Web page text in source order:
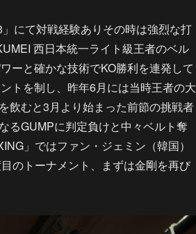
にて対戦経験ありその時は強烈な打
西日本統一ライト級王者のベル
ーと確かな技術でKO勝利を連発して
トを制し、昨年6月には当時王者の大
飲むと3月より始まった前節の挑戦者
るGUMPに判定負けと中々ベルト奪
」ではファン・ジェミン（韓国）
のトーナメント、まずは金剛を再び